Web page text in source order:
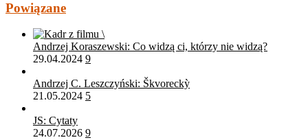
Powiązane
Andrzej Koraszewski: Co widzą ci, którzy nie widzą?
29.04.2024 9
Andrzej C. Leszczyński: Škvoreckỳ
21.05.2024 5
JS: Cytaty
24.07.2026 9